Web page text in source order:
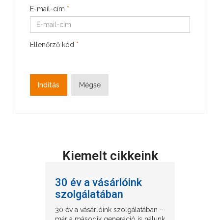
E-mail-cím *
Ellenőrző kód *
Indítás Mégse
Kiemelt cikkeink
30 év a vásárlóink
szolgálatában
30 év a vásárlóink szolgálatában –